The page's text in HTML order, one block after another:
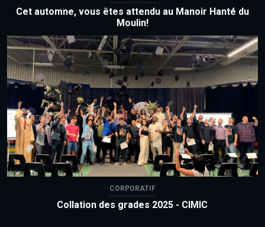
Cet automne, vous êtes attendu au Manoir Hanté du
Moulin!
CORPORATIF
Collation des grades 2025 - CIMIC